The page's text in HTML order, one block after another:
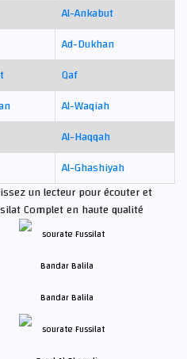
Al-Ankabut
Ad-Dukhan
Qaf
Al-Waqiah
Al-Haqqah
Al-Ghashiyah
un lecteur pour écouter et
Complet en haute qualité
Bandar Balila